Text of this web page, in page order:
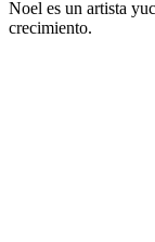
Noel es un artista
crecimiento.